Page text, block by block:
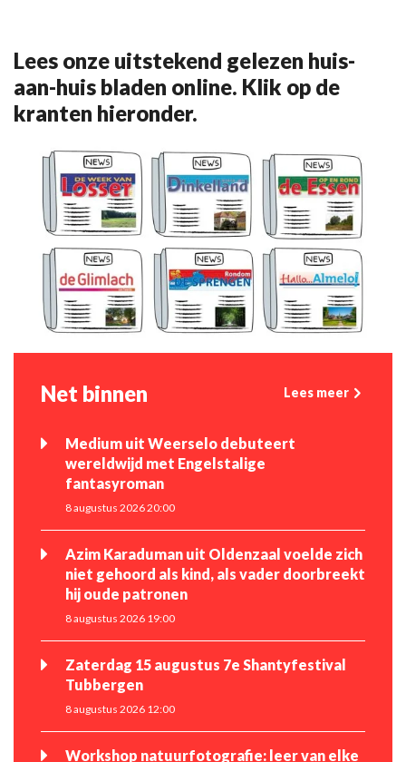
Lees onze uitstekend gelezen huis-
aan-huis bladen online. Klik op de
kranten hieronder.
Net binnen Lees meer
Medium uit Weerselo debuteert
wereldwijd met Engelstalige
fantasyroman
8 augustus 2026 20:00
Azim Karaduman uit Oldenzaal voelde zich
niet gehoord als kind, als vader doorbreekt
hij oude patronen
8 augustus 2026 19:00
Zaterdag 15 augustus 7e Shantyfestival
Tubbergen
8 augustus 2026 12:00
Workshop natuurfotografie: leer van elke